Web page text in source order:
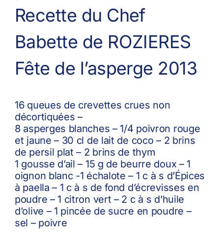
Recette du Chef
Babette de ROZIERES
Fête de l’asperge 2013
16 queues de crevettes crues non
décortiquées –
8 asperges blanches – 1/4 poivron rouge
et jaune – 30 cl de lait de coco – 2 brins
de persil plat – 2 brins de thym
1 gousse d’ail – 15 g de beurre doux – 1
oignon blanc -1 échalote – 1 c à s d’Épices
à paella – 1 c à s de fond d’écrevisses en
poudre – 1 citron vert – 2 c à s d’huile
d’olive – 1 pincée de sucre en poudre –
sel – poivre